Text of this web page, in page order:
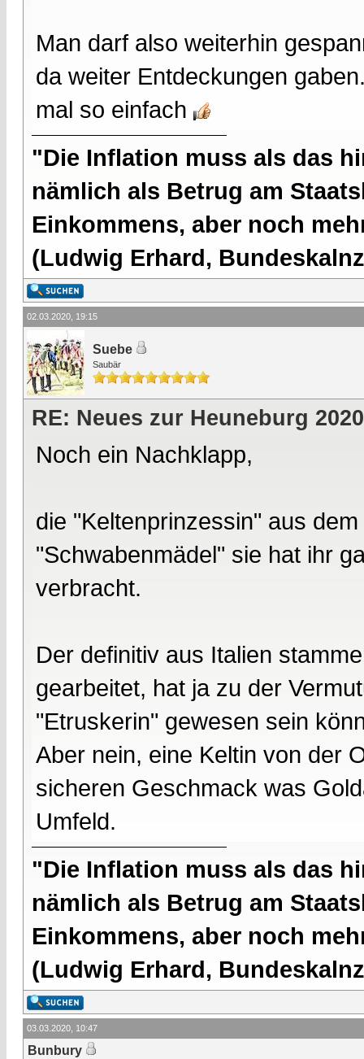
Man darf also weiterhin
da weiter Entdeckungen
mal so einfach
"Die Inflation muss als das
nämlich als Betrug am
Einkommens, aber noch
(Ludwig Erhard,
02.03.2020, 19:15
Suebe
Saubär
RE: Neues zur Heuneburg 2020
Noch ein Nachklapp,
die "Keltenprinzessin" aus
"Schwabenmädel" sie hat ihr
verbracht.
Der definitiv aus Italien
gearbeitet, hat ja zu der
"Etruskerin" gewesen sein
Aber nein, eine Keltin von der
sicheren Geschmack was
Umfeld.
"Die Inflation muss als das
nämlich als Betrug am
Einkommens, aber noch
(Ludwig Erhard,
03.03.2020, 10:47
Bunbury